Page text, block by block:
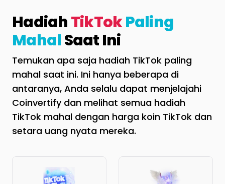
HadiahTikTokPaling
MahalSaat Ini
Temukan apa saja hadiah TikTok paling
mahal saat ini. Ini hanya beberapa di
antaranya, Anda selalu dapat menjelajahi
Coinvertify dan melihat semua hadiah
TikTok mahal dengan harga koin TikTok dan
setara uang nyata mereka.